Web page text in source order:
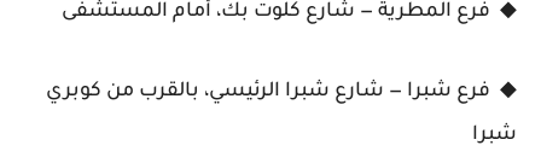
◆ فرع المطرية — شارع كلوت بك، أمام المستشفى
◆ فرع شبرا — شارع شبرا الرئيسي، بالقرب من كوبري
شبرا